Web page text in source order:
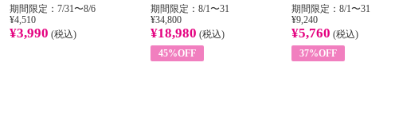
期間限定：7/31〜8/6
¥4,510
¥3,990 (税込)
期間限定：8/1〜31
¥34,800
¥18,980 (税込)
45%OFF
期間限定：8/1〜31
¥9,240
¥5,760 (税込)
37%OFF